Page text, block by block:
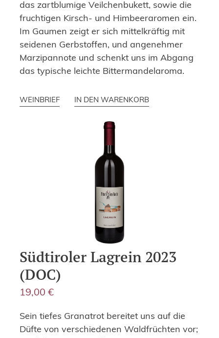
das zartblumige Veilchenbukett, sowie die
fruchtigen Kirsch- und Himbeeraromen ein.
Im Gaumen zeigt er sich mittelkräftig mit
seidenen Gerbstoffen, und angenehmer
Marzipannote und schenkt uns im Abgang
das typische leichte Bittermandelaroma.
WEINBRIEF IN DEN WARENKORB
Südtiroler Lagrein 2023
(DOC)
19,00 €
Sein tiefes Granatrot bereitet uns auf die
Düfte von verschiedenen Waldfrüchten vor;